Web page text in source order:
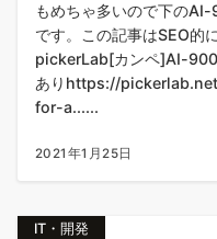
もめちゃ多いので下の
です。この記事はSEO的
pickerLab[カンペ]AI-
ありhttps://
for-a......
2021年1月25日
IT・開発